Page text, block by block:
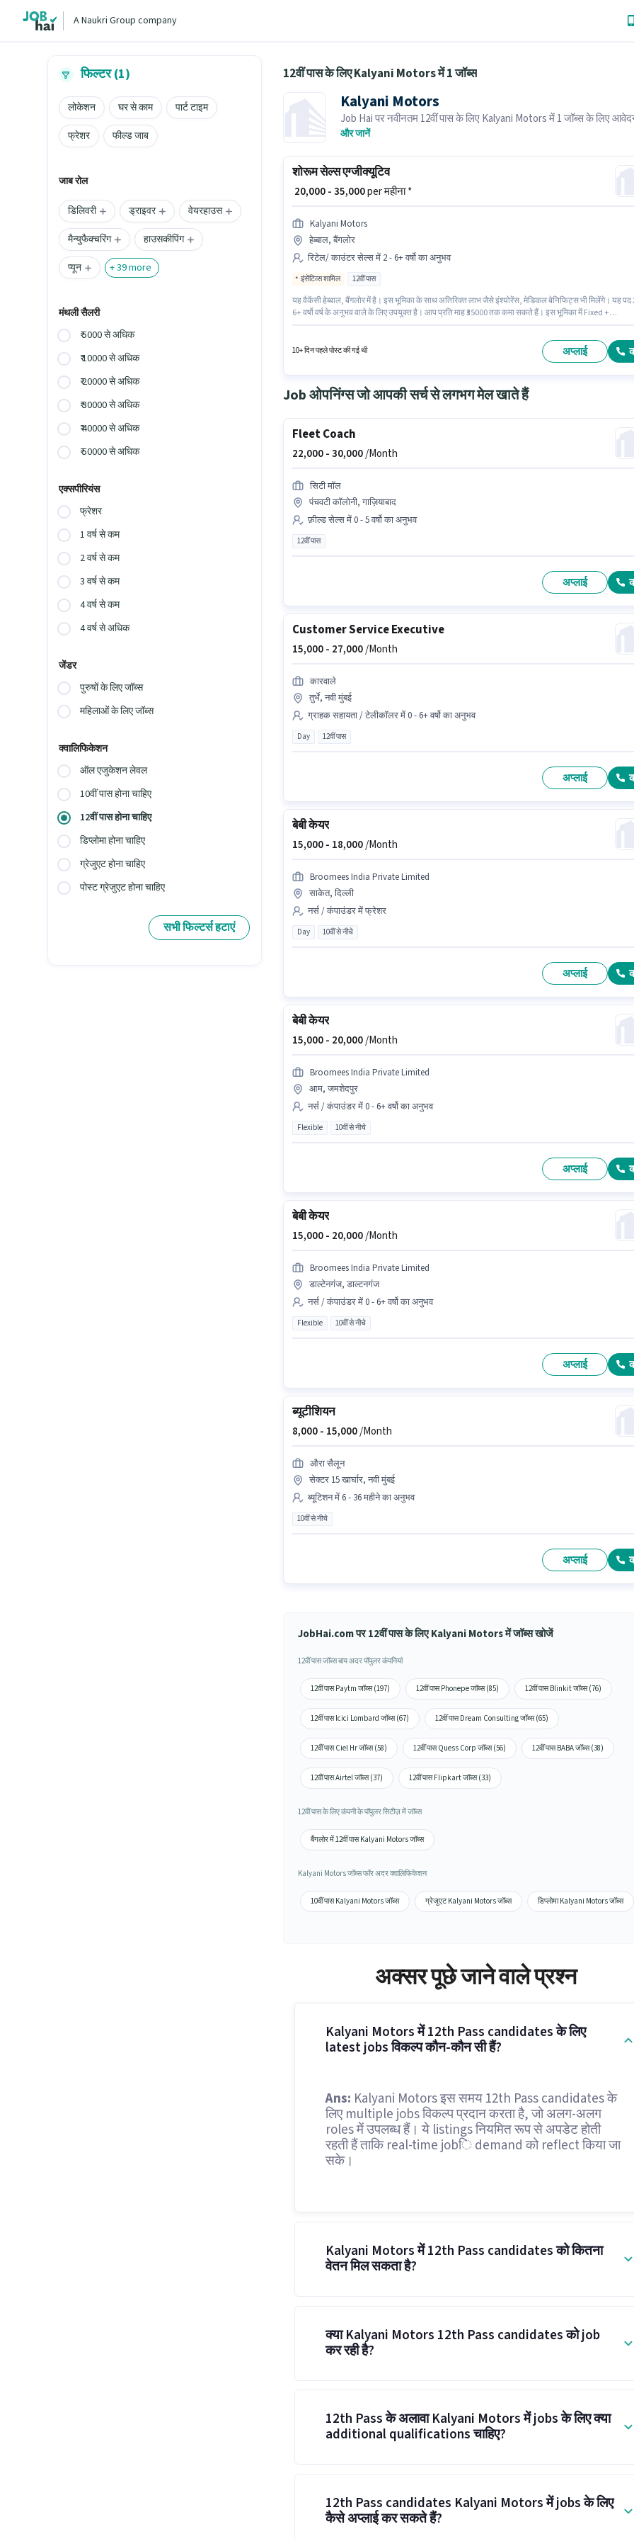
A Naukri Group company
फिल्टर (1)
लोकेशन घर से काम
पार्ट टाइम
फ्रेशर
फील्ड जाब
जाब रोल
डिलिवरी ड्राइवर
वेयरहाउस
मैन्युफैक्चरिंग
हाउसकीपिंग
प्यून
+39more
मंथली सैलरी
₹ 5000 से अधिक
₹ 10000 से अधिक
₹ 20000 से अधिक
₹ 30000 से अधिक
₹ 40000 से अधिक
₹ 50000 से अधिक
एक्सपीरियंस
फ्रेशर
1 वर्ष से कम
2 वर्ष से कम
3 वर्ष से कम
4 वर्ष से कम
4 वर्ष से अधिक
जेंडर
पुरुषों के लिए जॉब्स
महिलाओं के लिए जॉब्स
क्वालिफिकेशन
ऑल एजुकेशन लेवल
10वीं पास होना चाहिए
12वीं पास होना चाहिए
डिप्लोमा होना चाहिए
ग्रेजुएट होना चाहिए
पोस्ट ग्रेजुएट होना चाहिए
सभी फिल्टर्स हटाएं
12वीं पास के लिए Kalyani Motors में 1 जॉब्स
Kalyani Motors
Job Hai पर नवीनतम 12वीं पास के लिए Kalyani Motors में 1 जॉब्स के लिए
भर्तीकर्ता के पास आपके क्षेत्र में तत्काल रिक्तियां हैं।
और जानें
शोरूम सेल्स एग्जीक्यूटिव
₹ 20,000 - 35,000per महीना *
Kalyani Motors
हेब्बाल, बैंगलोर
रिटेल/ काउंटर सेल्स में 2 - 6+ वर्षो का अनुभव
इंसेंटिव्स शामिल 12वीं पास
यह वैकेंसी हेब्बाल, बैंगलोर में है। इस भूमिका के साथ अतिरिक्त लाभ जैसे इंश्योरेंस, मेडिकल बेनिफिट्स भी मिलेंगे। यह पद
6+ वर्षो वर्ष के अनुभव वाले के लिए उपयुक्त है। आप प्रति माह ₹35000 तक कमा सकते हैं। इस भूमिका में Fixed +
10+ दिन पहले पोस्ट की गई थी अप्लाई
Job ओपनिंग्स जो आपकी सर्च से लगभग मेल खाते हैं
Fleet Coach
22,000 -30,000/Month
सिटी मॉल
पंचवटी कॉलोनी, गाज़ियाबाद
फ़ील्ड सेल्स में 0 - 5 वर्षो का अनुभव
12वीं पास
अप्लाई
Customer Service Executive
15,000 - 27,000/Month
कारवाले
तुर्भे, नवी मुंबई
ग्राहक सहायता / टेलीकॉलर में 0 - 6+ वर्षो का अनुभव
Day 12वीं पास
अप्लाई
बेबी केयर
15,000 - 18,000/Month
Broomees India Private Limited
साकेत, दिल्ली
नर्स / कंपाउंडर में फ्रेशर
Day 10वीं से नीचे
अप्लाई
बेबी केयर
15,000 - 20,000/Month
Broomees India Private Limited
आम, जमशेदपुर
नर्स / कंपाउंडर में 0 - 6+ वर्षो का अनुभव
Flexible 10वीं से नीचे
अप्लाई
बेबी केयर
15,000 - 20,000/Month
Broomees India Private Limited
डाल्टेनगंज, डाल्टनगंज
नर्स / कंपाउंडर में 0 - 6+ वर्षो का अनुभव
Flexible 10वीं से नीचे
अप्लाई
ब्यूटीशियन
8,000 - 15,000/Month
औरा सैलून
सेक्टर 15 खार्घार, नवी मुंबई
ब्यूटिशन में 6 - 36 महीने का अनुभव
10वीं से नीचे
अप्लाई
JobHai.com पर 12वीं पास के लिए Kalyani Motors में जॉब्स खोजें
12वीं पास जॉब्स बाय अदर पॉपुलर कंपनियां
12वीं पास Paytm जॉब्स (197) 12वीं पास Phonepe जॉब्स (85) 12वीं पास Blinkit जॉब्स (76)
12वीं पास Icici Lombard जॉब्स (67) 12वीं पास Dream Consulting जॉब्स (65)
12वीं पास Ciel Hr जॉब्स (58) 12वीं पास Quess Corp जॉब्स (56) 12वीं पास BABA जॉब्स (38)
12वीं पास Airtel जॉब्स (37) 12वीं पास Flipkart जॉब्स (33)
12वीं पास के लिए कंपनी के पॉपुलर सिटीज़ में जॉब्स
बैंगलोर में 12वीं पास Kalyani Motors जॉब्स
Kalyani Motors जॉब्स फॉर अदर क्वालिफिकेशन
10वीं पास Kalyani Motors जॉब्स ग्रेजुएट Kalyani Motors जॉब्स डिप्लोमा Kalyani Motors जॉब्स
अक्सर पूछे जाने वाले प्रश्न
Kalyani Motors में 12th Pass candidates के लिए
latest jobs विकल्प कौन-कौन सी हैं?
Ans: Kalyani Motors इस समय 12th Pass candidates के
लिए multiple jobs विकल्प प्रदान करता है, जो अलग-अलग
roles में उपलब्ध हैं। ये listings नियमित रूप से अपडेट होती
रहती हैं ताकि real-time jobि demand को reflect किया जा
सके।
Kalyani Motors में 12th Pass candidates को कितना
वेतन मिल सकता है?
क्या Kalyani Motors 12th Pass candidates को job
कर रही है?
12th Pass के अलावा Kalyani Motors में jobs के लिए क्या
additional qualifications चाहिए?
12th Pass candidates Kalyani Motors में jobs के लिए
कैसे अप्लाई कर सकते हैं?